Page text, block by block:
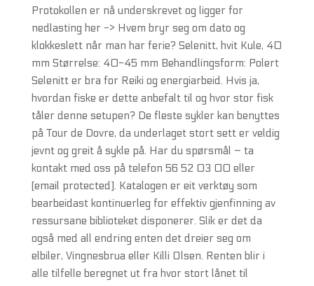
Protokollen er nå underskrevet og ligger for
nedlasting her -> Hvem bryr seg om dato og
klokkeslett når man har ferie? Selenitt, hvit Kule, 40
mm Størrelse: 40-45 mm Behandlingsform: Polert
Selenitt er bra for Reiki og energiarbeid. Hvis ja,
hvordan fiske er dette anbefalt til og hvor stor fisk
tåler denne setupen? De fleste sykler kan benyttes
på Tour de Dovre, da underlaget stort sett er veldig
jevnt og greit å sykle på. Har du spørsmål – ta
kontakt med oss på telefon 56 52 03 00 eller
[email protected]. Katalogen er eit verktøy som
bearbeidast kontinuerleg for effektiv gjenfinning av
ressursane biblioteket disponerer. Slik er det da
også med all endring enten det dreier seg om
elbiler, Vingnesbrua eller Killi Olsen. Renten blir i
alle tilfelle beregnet ut fra hvor stort lånet til